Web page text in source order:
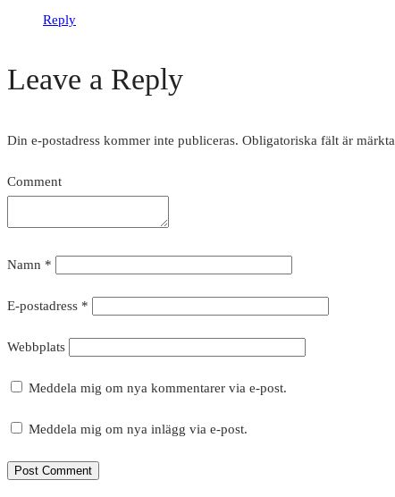
Reply
Leave a Reply
Din e-postadress kommer inte publiceras. Obligatoriska fält är märkta
Comment
Namn *
E-postadress *
Webbplats
Meddela mig om nya kommentarer via e-post.
Meddela mig om nya inlägg via e-post.